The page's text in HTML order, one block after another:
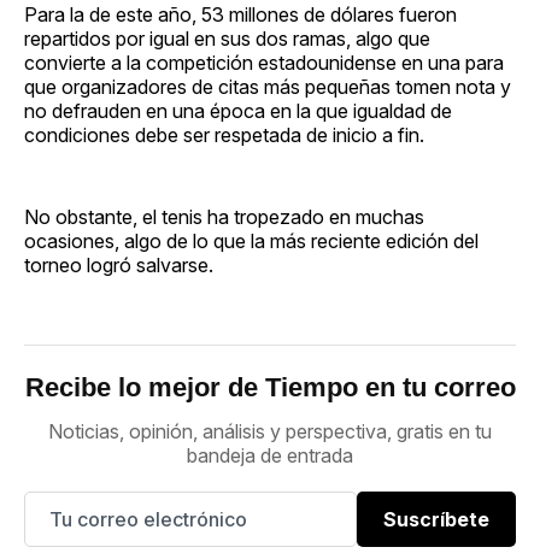
Para la de este año, 53 millones de dólares fueron
repartidos por igual en sus dos ramas, algo que
convierte a la competición estadounidense en una para
que organizadores de citas más pequeñas tomen nota y
no defrauden en una época en la que igualdad de
condiciones debe ser respetada de inicio a fin.
No obstante, el tenis ha tropezado en muchas
ocasiones, algo de lo que la más reciente edición del
torneo logró salvarse.
Recibe lo mejor de Tiempo en tu correo
Noticias, opinión, análisis y perspectiva, gratis en tu
bandeja de entrada
Suscríbete